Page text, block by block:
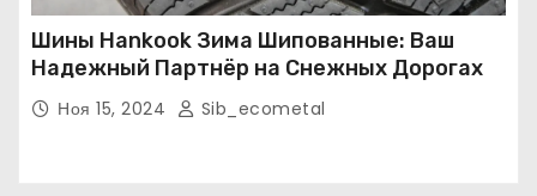
Шины Hankook Зима Шипованные: Ваш
Надежный Партнёр на Снежных Дорогах
Ноя 15, 2024 Sib_ecometal